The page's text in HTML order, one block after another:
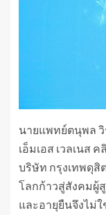
นายแพทย์ตนุพล
เอ็มเอส เวลเนส
บริษัท กรุงเทพดุสิ
โลกก้าวสู่สังคมผู้
และอายุยืนจึงไม่ใ